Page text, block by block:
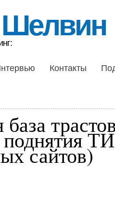
Шелвин
Контакты
база
поднятия
сайтов)